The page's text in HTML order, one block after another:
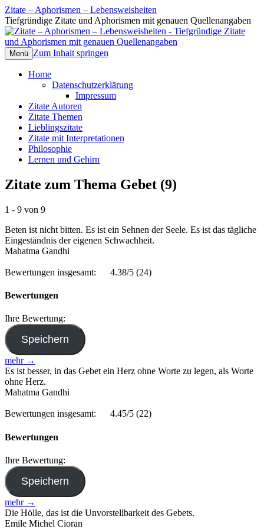
Zitate – Aphorismen – Lebensweisheiten
Tiefgründige Zitate und Aphorismen mit genauen Quellenangaben
Menü Zum Inhalt springen
Home
Datenschutzerklärung
Impressum
Zitate Autoren
Zitate Themen
Lieblingszitate
Zitate mit Interpretationen
Philosophie
Lernen und Gehirn
Zitate zum Thema Gebet (9)
1 - 9 von 9
Beten ist nicht bitten. Es ist ein Sehnen der Seele. Es ist das tägliche
Eingeständnis der eigenen Schwachheit.
Mahatma Gandhi
Bewertungen insgesamt: 4.38/5 (24)
Bewertungen
Ihre Bewertung:
mehr →
Es ist besser, in das Gebet ein Herz ohne Worte zu legen, als Worte
ohne Herz.
Mahatma Gandhi
Bewertungen insgesamt: 4.45/5 (22)
Bewertungen
Ihre Bewertung:
mehr →
Die Hölle, das ist die Unvorstellbarkeit des Gebets.
Emile Michel Cioran